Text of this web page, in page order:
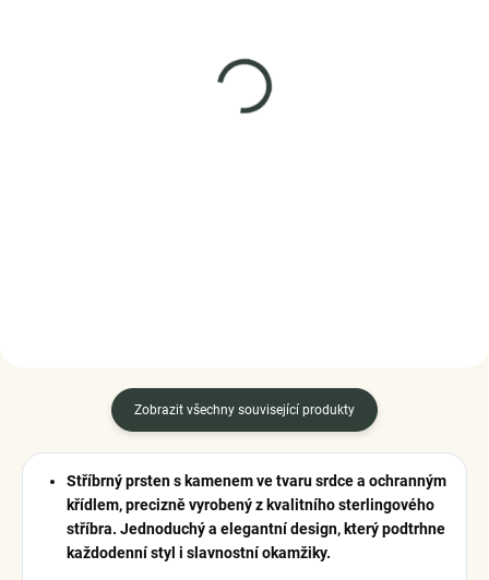
Zobrazit všechny související produkty
Stříbrný prsten s kamenem ve tvaru srdce a ochranným
křídlem, precizně vyrobený z kvalitního sterlingového
stříbra. Jednoduchý a elegantní design, který podtrhne
každodenní styl i slavnostní okamžiky.